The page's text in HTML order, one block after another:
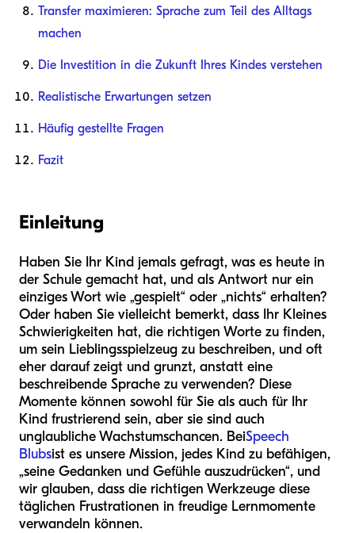
Transfer maximieren: Sprache zum Teil des Alltags
machen
Die Investition in die Zukunft Ihres Kindes verstehen
Realistische Erwartungen setzen
Häufig gestellte Fragen
Fazit
Einleitung
Haben Sie Ihr Kind jemals gefragt, was es heute in
der Schule gemacht hat, und als Antwort nur ein
einziges Wort wie „gespielt“ oder „nichts“ erhalten?
Oder haben Sie vielleicht bemerkt, dass Ihr Kleines
Schwierigkeiten hat, die richtigen Worte zu finden,
um sein Lieblingsspielzeug zu beschreiben, und oft
eher darauf zeigt und grunzt, anstatt eine
beschreibende Sprache zu verwenden? Diese
Momente können sowohl für Sie als auch für Ihr
Kind frustrierend sein, aber sie sind auch
unglaubliche Wachstumschancen. BeiSpeech
Blubsist es unsere Mission, jedes Kind zu befähigen,
„seine Gedanken und Gefühle auszudrücken“, und
wir glauben, dass die richtigen Werkzeuge diese
täglichen Frustrationen in freudige Lernmomente
verwandeln können.